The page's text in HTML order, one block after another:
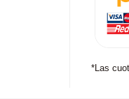
*Las